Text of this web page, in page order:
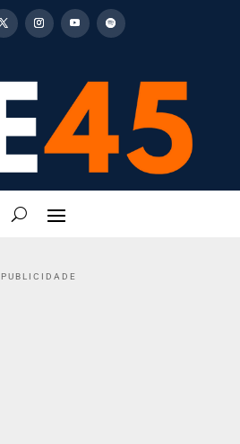
PUBLICIDADE